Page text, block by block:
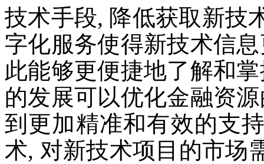
技术手段, 降低获取新技
字化服务使得新技术信
此能够更便捷地了解和
的发展可以优化金融资
到更加精准和有效的支
术, 对新技术项目的市场